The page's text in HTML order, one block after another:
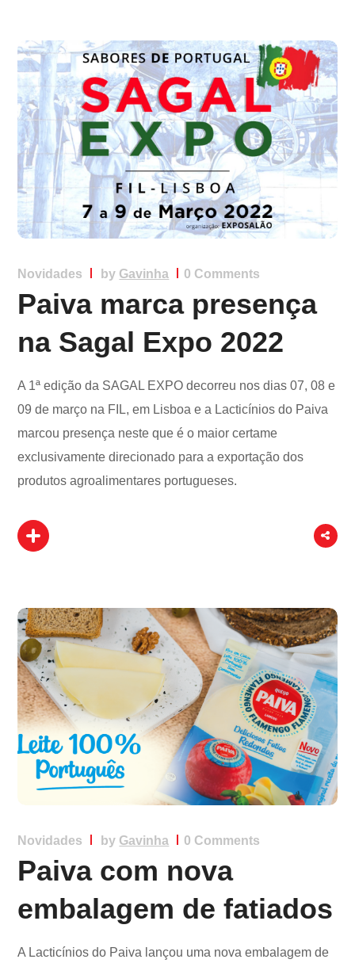
Novidades by Gavinha 0 Comments
Paiva marca presença
na Sagal Expo 2022
A 1ª edição da SAGAL EXPO decorreu nos dias 07, 08 e
09 de março na FIL, em Lisboa e a Lacticínios do Paiva
marcou presença neste que é o maior certame
exclusivamente direcionado para a exportação dos
produtos agroalimentares portugueses.
Novidades by Gavinha 0 Comments
Paiva com nova
embalagem de fatiados
A Lacticínios do Paiva lançou uma nova embalagem de